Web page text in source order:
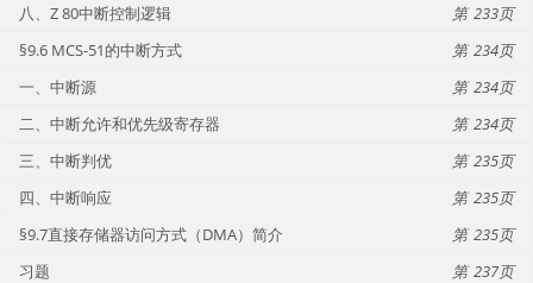
八、Z 80中断控制逻辑
233
§9.6 MCS-51的中断方式
234
一、中断源
234
二、中断允许和优先级寄存器
234
三、中断判优
235
四、中断响应
235
§9.7直接存储器访问方式（DMA）简介
235
习题
237